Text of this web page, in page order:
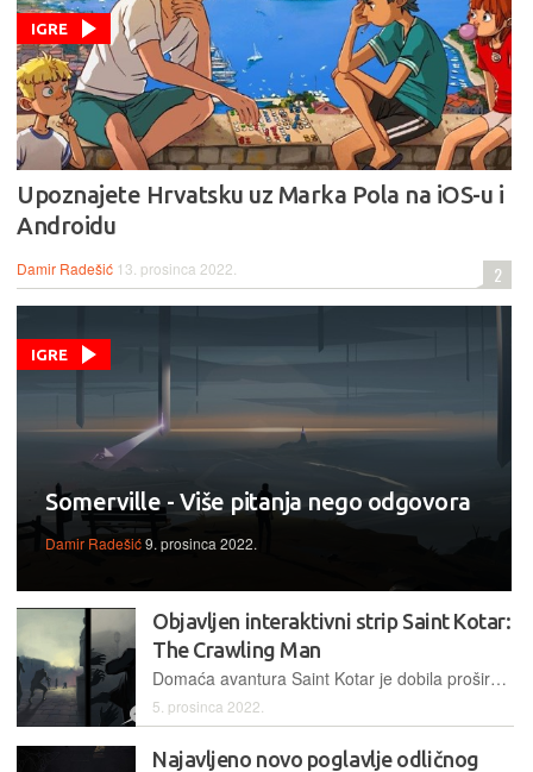
IGRE
Upoznajete Hrvatsku uz Marka Pola na iOS-u i
Androidu
Damir Radešić 13. prosinca 2022. 2
IGRE
Somerville - Više pitanja nego odgovora
Damir Radešić9. prosinca 2022.
Objavljen interaktivni strip Saint Kotar:
The Crawling Man
Domaća avantura Saint Kotar je dobila proširenje priče u obliku interaktivnog stripa što nije neuobičajeno, ali se niti ne viđa prečesto
5. prosinca 2022.
Najavljeno novo poglavlje odličnog